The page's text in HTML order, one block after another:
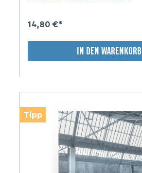
14,80 €*
IN DEN WARENKORB
Tipp